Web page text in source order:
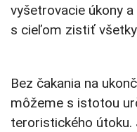
vyšetrovacie úkony
s cieľom zistiť
Bez čakania na
môžeme s istotou
teroristického útoku.